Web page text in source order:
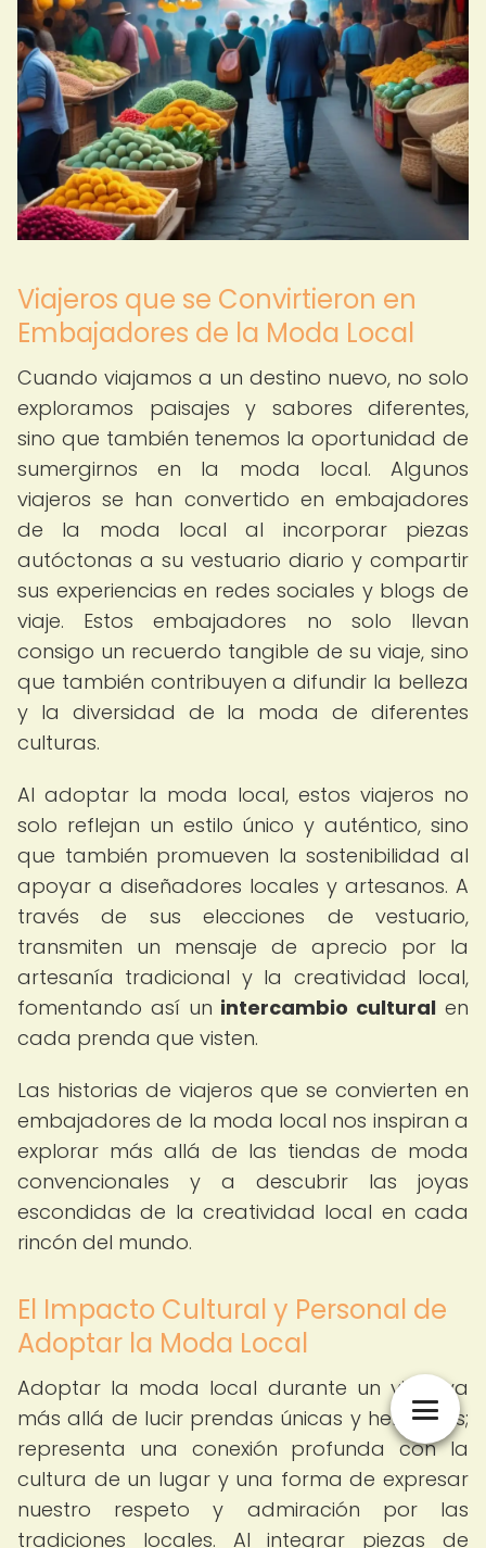
Viajeros que se Convirtieron en
Embajadores de la Moda Local
Cuando viajamos a un destino nuevo, no solo
exploramos paisajes y sabores diferentes,
sino que también tenemos la oportunidad de
sumergirnos en la moda local. Algunos
viajeros se han convertido en embajadores
de la moda local al incorporar piezas
autóctonas a su vestuario diario y compartir
sus experiencias en redes sociales y blogs de
viaje. Estos embajadores no solo llevan
consigo un recuerdo tangible de su viaje, sino
que también contribuyen a difundir la belleza
y la diversidad de la moda de diferentes
culturas.
Al adoptar la moda local, estos viajeros no
solo reflejan un estilo único y auténtico, sino
que también promueven la sostenibilidad al
apoyar a diseñadores locales y artesanos. A
través de sus elecciones de vestuario,
transmiten un mensaje de aprecio por la
artesanía tradicional y la creatividad local,
fomentando así un intercambio cultural en
cada prenda que visten.
Las historias de viajeros que se convierten en
embajadores de la moda local nos inspiran a
explorar más allá de las tiendas de moda
convencionales y a descubrir las joyas
escondidas de la creatividad local en cada
rincón del mundo.
El Impacto Cultural y Personal de
Adoptar la Moda Local
Adoptar la moda local durante un viaje va
más allá de lucir prendas únicas y hermosas;
representa una conexión profunda con la
cultura de un lugar y una forma de expresar
nuestro respeto y admiración por las
tradiciones locales. Al integrar piezas de